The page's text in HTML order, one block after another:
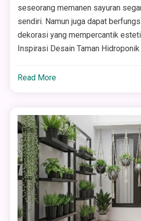
seseorang memanen sayuran
sendiri. Namun juga dapat
dekorasi yang mempercantik
Inspirasi Desain Taman Hidroponik
Read More